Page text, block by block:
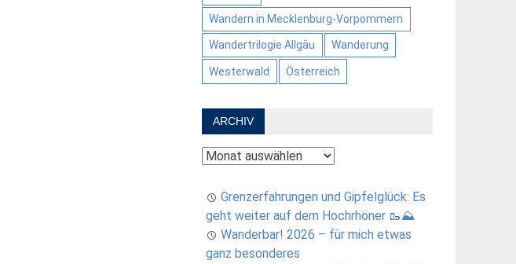
Wandern in Mecklenburg-Vorpommern
Wandertrilogie Allgäu Wanderung
Westerwald Österreich
ARCHIV
Archiv
Grenzerfahrungen und Gipfelglück: Es
geht weiter auf dem Hochrhöner 🥾⛰️
Wanderbar! 2026 – für mich etwas
ganz besonderes